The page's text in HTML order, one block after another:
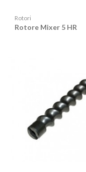
Rotori
Rotore Mixer 5 HR